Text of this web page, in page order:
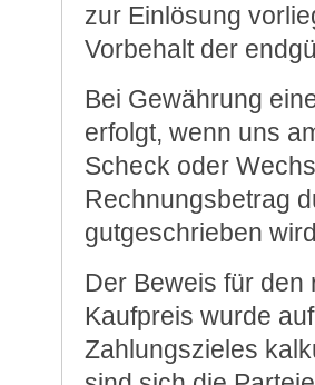
zur Einlösung
Vorbehalt der
Bei Gewährung
erfolgt, wenn uns
Scheck oder
Rechnungsbetrag
gutgeschrieben
Der Beweis für den
Kaufpreis wurde
Zahlungszieles